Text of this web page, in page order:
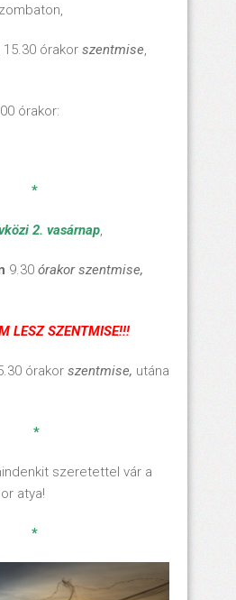
15.30 órakor szentmise,
órakor:
*
2. vasárnap,
9.30 órakorszentmise,
LESZ SZENTMISE!!!
órakor szentmise, utána
*
szeretettel vár a
atya!
*